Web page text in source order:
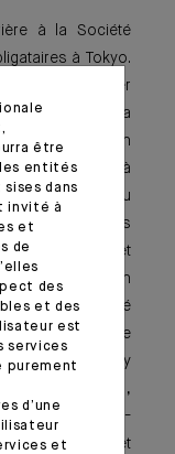
à la Société
à Tokyo.
y développer
dérivés de la
une fonction
Kong. De 1996 à
Adjoint du
est détaché dans
Entre 1999 et
Securities en
de la Société
le groupe
Senior Country
septembre 2011,
Pacifique. Marc-
Amériques et
être
entités
sises dans
invité à
et
de
des
et des
est
services
purement
d’une
et